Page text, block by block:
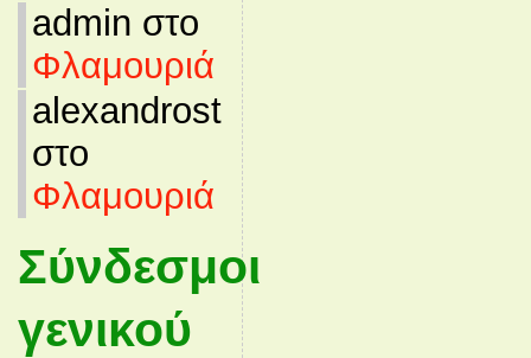
admin στο
Φλαμουριά
alexandrost
στο
Φλαμουριά
Σύνδεσμοι
γενικού